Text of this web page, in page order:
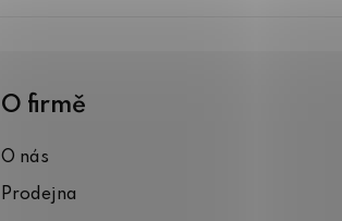
O firmě
O nás
Prodejna